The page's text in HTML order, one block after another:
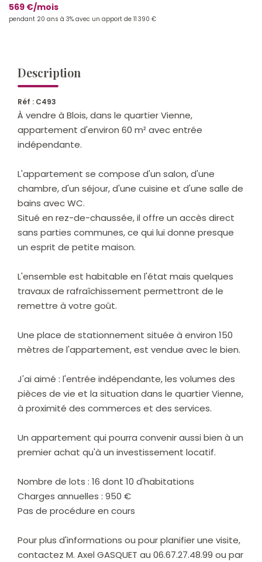
CONTACT
569 €/mois
pendant 20 ans à 3% avec un apport de 11 390 €
Description
Réf : C493
À vendre à Blois, dans le quartier Vienne,
appartement d'environ 60 m² avec entrée
indépendante.
L'appartement se compose d'un salon, d'une
chambre, d'un séjour, d'une cuisine et d'une salle de
bains avec WC.
Situé en rez-de-chaussée, il offre un accès direct
sans parties communes, ce qui lui donne presque
un esprit de petite maison.
L'ensemble est habitable en l'état mais quelques
travaux de rafraîchissement permettront de le
remettre à votre goût.
Une place de stationnement située à environ 150
mètres de l'appartement, est vendue avec le bien.
J'ai aimé : l'entrée indépendante, les volumes des
pièces de vie et la situation dans le quartier Vienne,
à proximité des commerces et des services.
Un appartement qui pourra convenir aussi bien à un
premier achat qu'à un investissement locatif.
Nombre de lots : 16 dont 10 d'habitations
Charges annuelles : 950 €
Pas de procédure en cours
Pour plus d'informations ou pour planifier une visite,
contactez M. Axel GASQUET au 06.67.27.48.99 ou par